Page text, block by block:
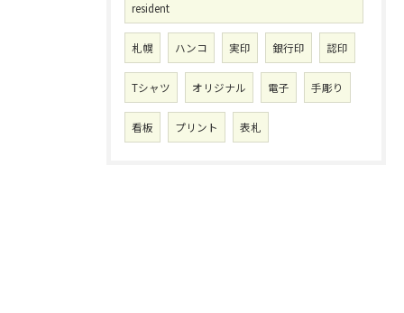
resident
札幌 ハンコ 実印 銀行印 認印
Tシャツ オリジナル 電子 手彫り
看板 プリント 表札